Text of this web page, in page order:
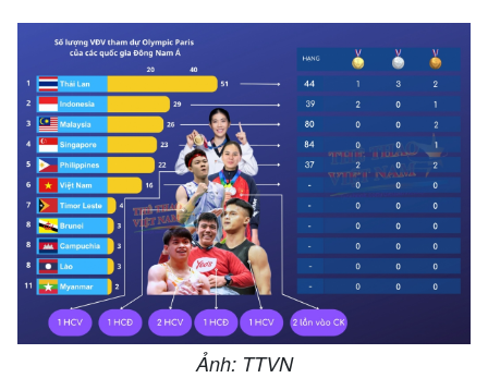
Ảnh: TTVN